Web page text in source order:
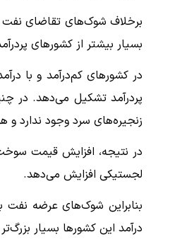
برخلاف شوک‌های تقاضای نفت
بسیار بیشتر از کشورهای
در کشورهای کم‌درآمد و با
پردرآمد تشکیل می‌دهد. در
زنجیره‌های سرد وجود ندارد و
در نتیجه، افزایش قیمت
لجستیکی افزایش می‌دهد.
بنابراین شوک‌های عرضه نفت
درآمد این کشورها بسیار